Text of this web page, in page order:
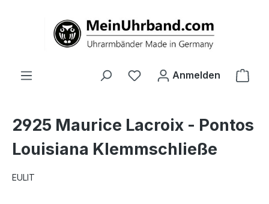
Anmelden
2925 Maurice Lacroix - Pontos
Louisiana Klemmschließe
EULIT